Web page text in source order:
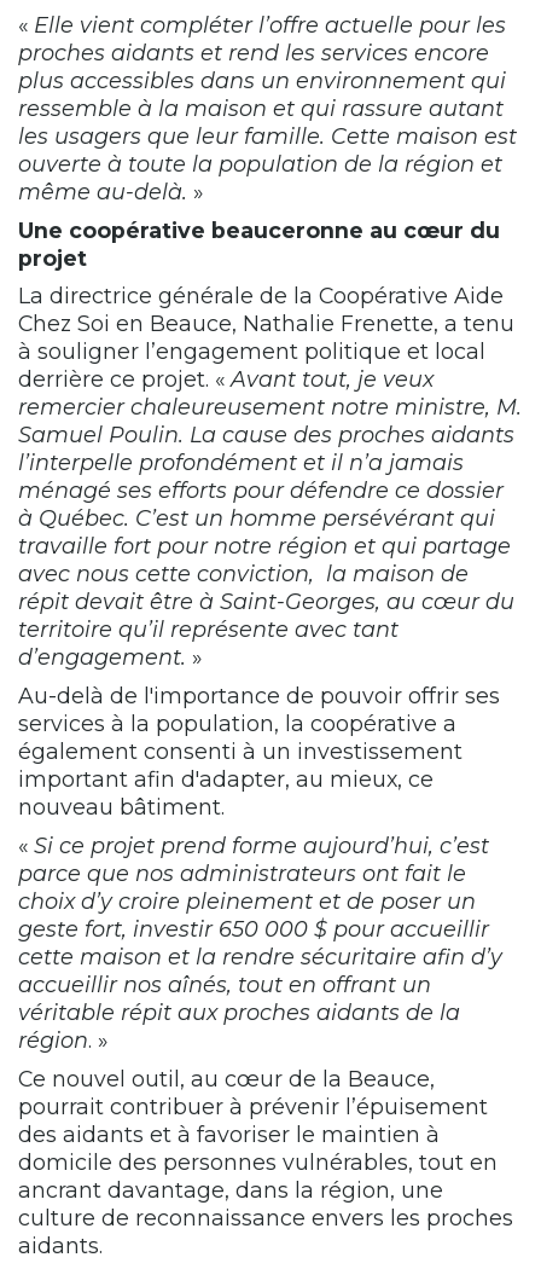
« Elle vient compléter l’offre actuelle pour les
proches aidants et rend les services encore
plus accessibles dans un environnement qui
ressemble à la maison et qui rassure autant
les usagers que leur famille. Cette maison est
ouverte à toute la population de la région et
même au-delà. »
Une coopérative beauceronne au cœur du
projet
La directrice générale de la Coopérative Aide
Chez Soi en Beauce, Nathalie Frenette, a tenu
à souligner l’engagement politique et local
derrière ce projet. «Avant tout, je veux
remercier chaleureusement notre ministre, M.
Samuel Poulin. La cause des proches aidants
l’interpelle profondément et il n’a jamais
ménagé ses efforts pour défendre ce dossier
à Québec. C’est un homme persévérant qui
travaille fort pour notre région et qui partage
avec nous cette conviction, la maison de
répit devait être à Saint-Georges, au cœur du
territoire qu’il représente avec tant
d’engagement. »
Au-delà de l'importance de pouvoir offrir ses
services à la population, la coopérative a
également consenti à un investissement
important afin d'adapter, au mieux, ce
nouveau bâtiment.
« Si ce projet prend forme aujourd’hui, c’est
parce que nos administrateurs ont fait le
choix d’y croire pleinement et de poser un
geste fort, investir 650 000 $ pour accueillir
cette maison et la rendre sécuritaire afin d’y
accueillir nos aînés, tout en offrant un
véritable répit aux proches aidants de la
région. »
Ce nouvel outil, au cœur de la Beauce,
pourrait contribuer à prévenir l’épuisement
des aidants et à favoriser le maintien à
domicile des personnes vulnérables, tout en
ancrant davantage, dans la région, une
culture de reconnaissance envers les proches
aidants.